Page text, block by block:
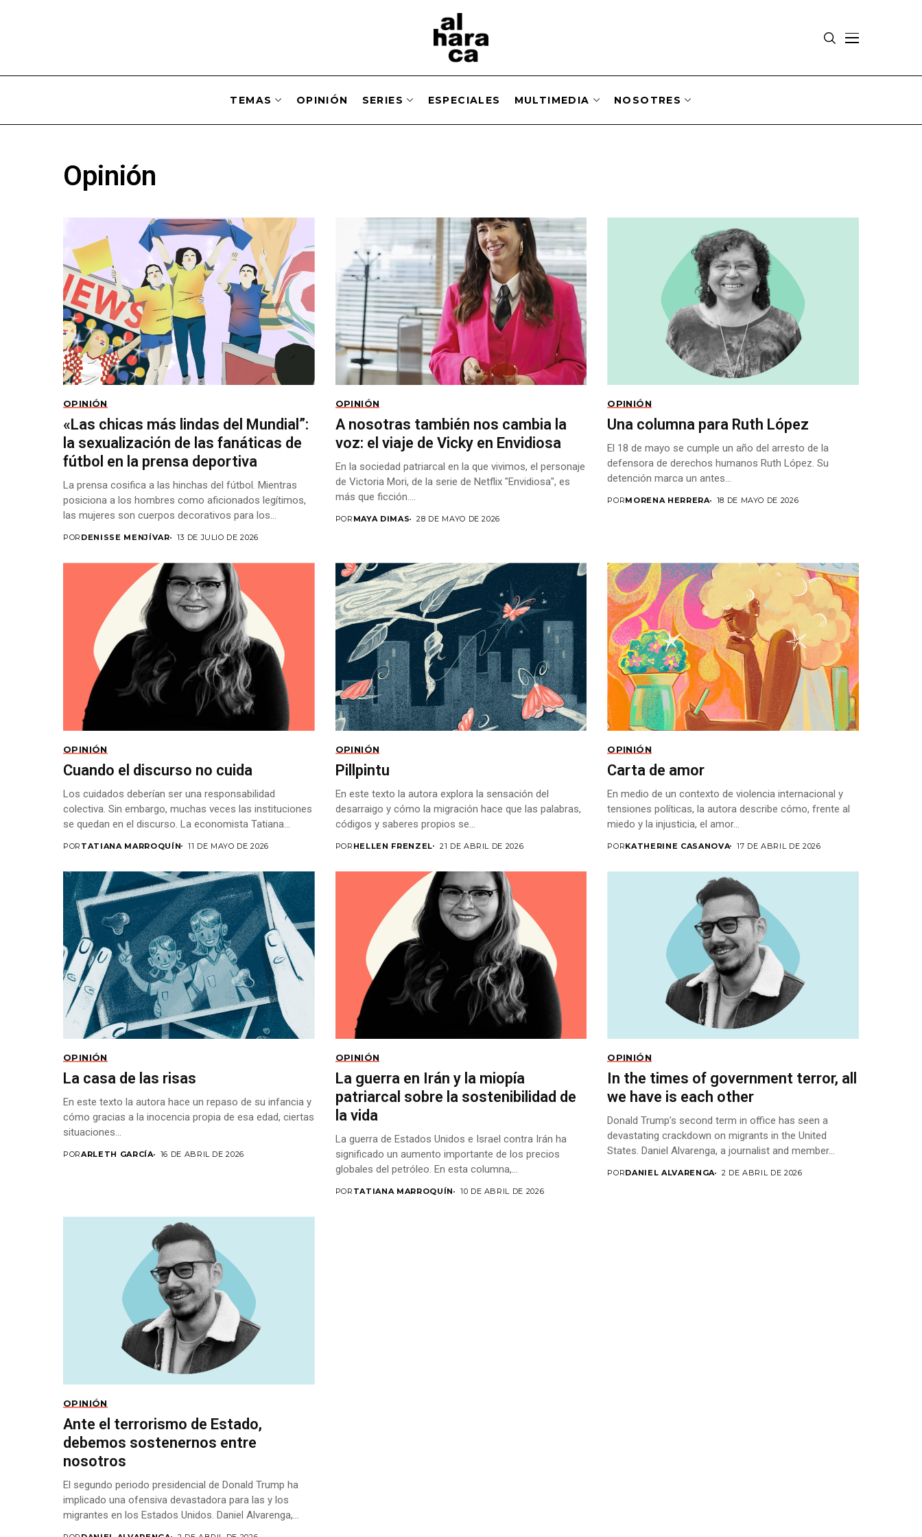
TEMAS OPINIÓN SERIES ESPECIALES MULTIMEDIA NOSOTRES
Opinión
OPINIÓN
«Las chicas más lindas del Mundial”:
la sexualización de las fanáticas de
fútbol en la prensa deportiva
La prensa cosifica a las hinchas del fútbol. Mientras
posiciona a los hombres como aficionados legítimos,
las mujeres son cuerpos decorativos para los...
POR DENISSE MENJÍVAR 13 DE JULIO DE 2026
OPINIÓN
A nosotras también nos cambia la
voz: el viaje de Vicky en Envidiosa
En la sociedad patriarcal en la que vivimos, el personaje
de Victoria Mori, de la serie de Netflix "Envidiosa", es
más que ficción....
POR MAYA DIMAS 28 DE MAYO DE 2026
OPINIÓN
Una columna para Ruth López
El 18 de mayo se cumple un año del arresto de la
defensora de derechos humanos Ruth López. Su
detención marca un antes...
PORMORENA HERRERA 18 DE MAYO DE 2026
OPINIÓN
Cuando el discurso no cuida
Los cuidados deberían ser una responsabilidad
colectiva. Sin embargo, muchas veces las instituciones
se quedan en el discurso. La economista Tatiana
POR TATIANA MARROQUÍN 11 DE MAYO DE 2026
OPINIÓN
Pillpintu
En este texto la autora explora la sensación del
desarraigo y cómo la migración hace que las palabras,
códigos y saberes propios se...
POR HELLEN FRENZEL 21 DE ABRIL DE 2026
OPINIÓN
Carta de amor
En medio de un contexto de violencia internacional y
tensiones políticas, la autora describe cómo, frente al
miedo y la injusticia, el amor...
PORKATHERINE CASANOVA 17 DE ABRIL DE 2026
OPINIÓN
La casa de las risas
En este texto la autora hace un repaso de su infancia y
cómo gracias a la inocencia propia de esa edad, ciertas
situaciones...
PORARLETH GARCÍA 16 DE ABRIL DE 2026
OPINIÓN
La guerra en Irán y la miopía
patriarcal sobre la sostenibilidad de
la vida
La guerra de Estados Unidos e Israel contra Irán ha
significado un aumento importante de los precios
globales del petróleo. En esta columna,...
POR TATIANA MARROQUÍN 10 DE ABRIL DE 2026
OPINIÓN
In the times of government terror, all
we have is each other
Donald Trump’s second term in office has seen a
devastating crackdown on migrants in the United
States. Daniel Alvarenga, a journalist and member...
PORDANIEL ALVARENGA 2 DE ABRIL DE 2026
OPINIÓN
Ante el terrorismo de Estado,
debemos sostenernos entre
nosotros
El segundo periodo presidencial de Donald Trump ha
implicado una ofensiva devastadora para las y los
migrantes en los Estados Unidos. Daniel Alvarenga,...